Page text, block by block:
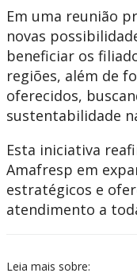
Em uma reunião
novas
beneficiar os
regiões, além de
oferecidos,
sustentabilidade
Esta iniciativa
Amafresp em
estratégicos e
atendimento a
Leia mais sobre: